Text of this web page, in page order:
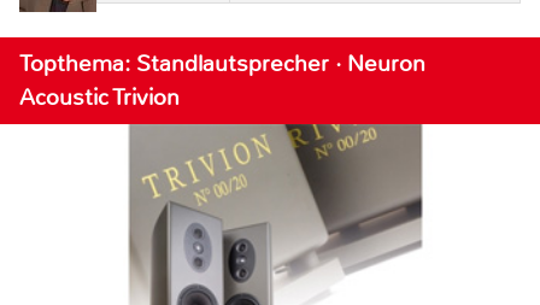
Topthema: Standlautsprecher · Neuron
Acoustic Trivion